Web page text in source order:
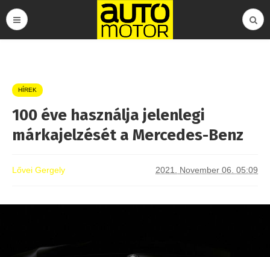
HÍREK
100 éve használja jelenlegi
márkajelzését a Mercedes-Benz
Lővei Gergely 2021. November 06. 05:09